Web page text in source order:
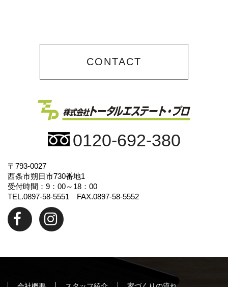
CONTACT
0120-692-380
〒793-0027
西条市朔日市730番地1
受付時間：9：00～18：00
TEL.0897-58-5551 FAX.0897-58-5552